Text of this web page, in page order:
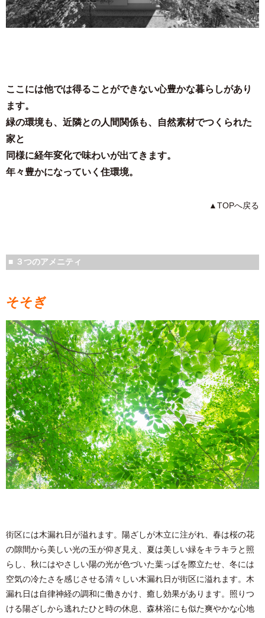
ここには他では得ることができない⼼豊かな暮らしがあり
ます。
緑の環境も、近隣との⼈間関係も、⾃然素材でつくられた
家と
同様に経年変化で味わいが出てきます。
年々豊かになっていく住環境。
▲TOPへ戻る
■ ３つのアメニティ
そそぎ
街区には⽊漏れ⽇が溢れます。陽ざしが⽊⽴に注がれ、春は桜の花
の隙間から美しい光の⽟が仰ぎ⾒え、夏は美しい緑をキラキラと照
らし、秋にはやさしい陽の光が⾊づいた葉っぱを際⽴たせ、冬には
空気の冷たさを感じさせる清々しい⽊漏れ⽇が街区に溢れます。⽊
漏れ⽇は⾃律神経の調和に働きかけ、癒し効果があります。照りつ
ける陽ざしから逃れたひと時の休息、森林浴にも似た爽やかな⼼地